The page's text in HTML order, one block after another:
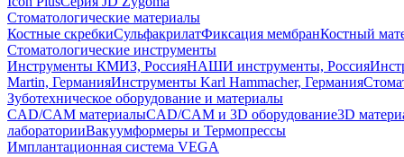
Стоматологические материалы
Костные скребкиСульфакрилатФиксация мембранКостный
Стоматологические инструменты
Инструменты КМИЗ, РоссияНАШИ инструменты, Россия
Martin, ГерманияИнструменты Karl Hammacher, Германия
Зуботехническое оборудование и материалы
CAD/CAM материалыCAD/CAM и 3D оборудование3D
лабораторииВакуумформеры и Термопрессы
Имплантационная система VEGA